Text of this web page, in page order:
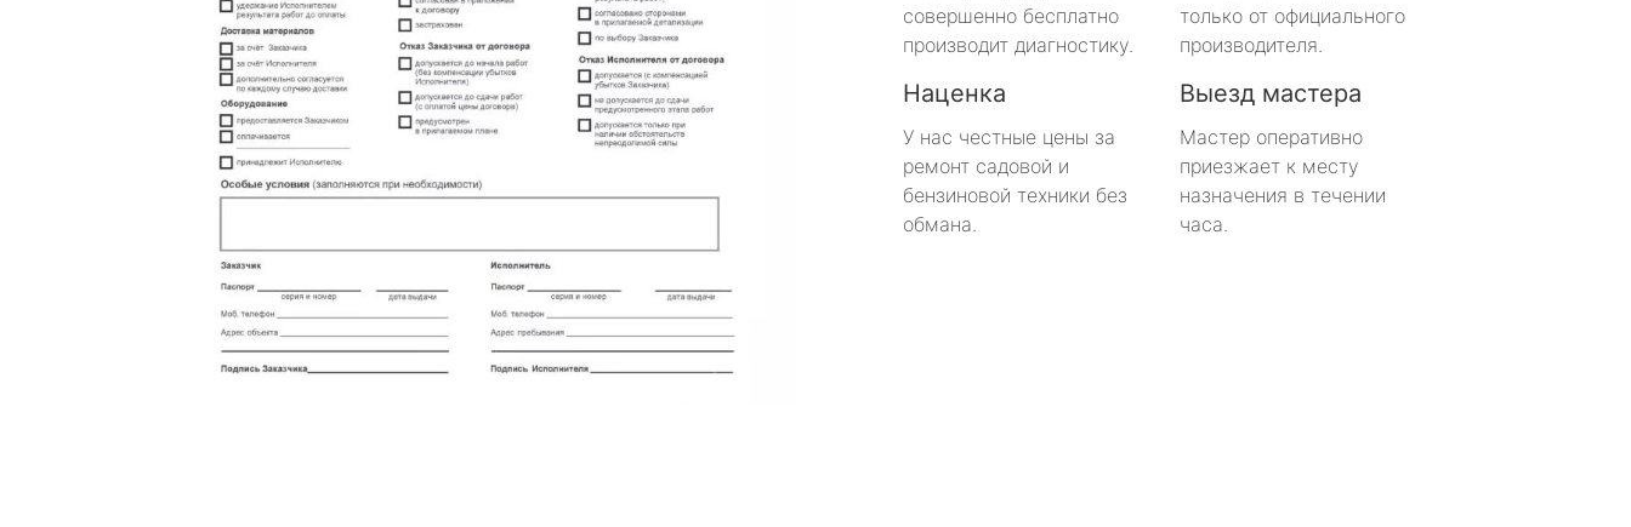
совершенно бесплатно
производит диагностику.
только от официального
производителя.
Наценка
У нас честные цены за
ремонт садовой и
бензиновой техники без
обмана.
Выезд мастера
Мастер оперативно
приезжает к месту
назначения в течении
часа.